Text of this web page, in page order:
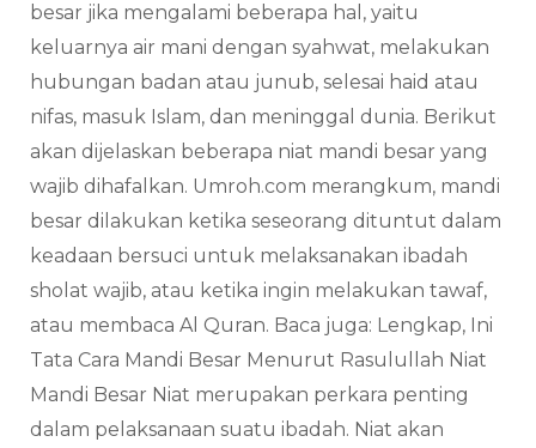
besar jika mengalami beberapa hal, yaitu
keluarnya air mani dengan syahwat, melakukan
hubungan badan atau junub, selesai haid atau
nifas, masuk Islam, dan meninggal dunia. Berikut
akan dijelaskan beberapa niat mandi besar yang
wajib dihafalkan. Umroh.com merangkum, mandi
besar dilakukan ketika seseorang dituntut dalam
keadaan bersuci untuk melaksanakan ibadah
sholat wajib, atau ketika ingin melakukan tawaf,
atau membaca Al Quran. Baca juga: Lengkap, Ini
Tata Cara Mandi Besar Menurut Rasulullah Niat
Mandi Besar Niat merupakan perkara penting
dalam pelaksanaan suatu ibadah. Niat akan